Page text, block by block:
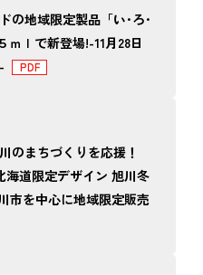
の地域限定製品「い･ろ･
ｍｌで新登場!-11月28日
のまちづくりを応援！
海道限定デザイン 旭川冬
市を中心に地域限定販売